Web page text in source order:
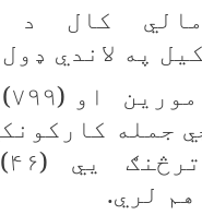
۱۳۹۶ مالي کال
په لاندي
لري.